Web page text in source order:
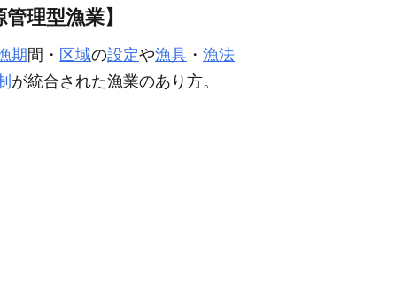
理型漁業】
期 間・ 区域の設定や漁具 ・ 漁法
が統合された漁業のあり方。